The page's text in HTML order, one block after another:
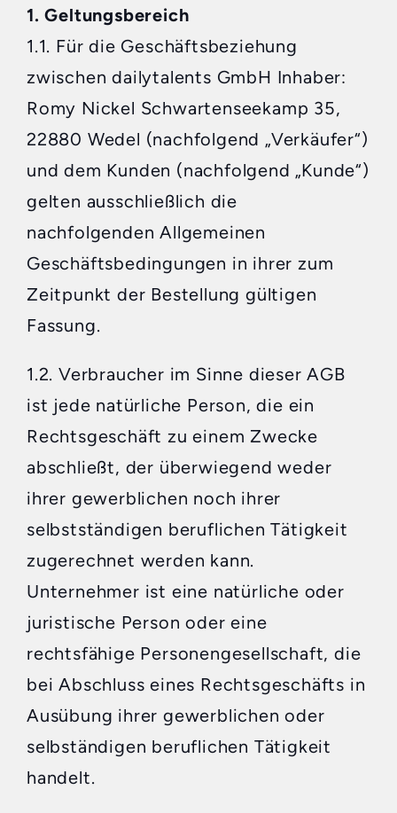
1. Geltungsbereich
1.1. Für die Geschäftsbeziehung
zwischen dailytalents GmbH Inhaber:
Romy Nickel Schwartenseekamp 35,
22880 Wedel (nachfolgend „Verkäufer“)
und dem Kunden (nachfolgend „Kunde“)
gelten ausschließlich die
nachfolgenden Allgemeinen
Geschäftsbedingungen in ihrer zum
Zeitpunkt der Bestellung gültigen
Fassung.
1.2. Verbraucher im Sinne dieser AGB
ist jede natürliche Person, die ein
Rechtsgeschäft zu einem Zwecke
abschließt, der überwiegend weder
ihrer gewerblichen noch ihrer
selbstständigen beruflichen Tätigkeit
zugerechnet werden kann.
Unternehmer ist eine natürliche oder
juristische Person oder eine
rechtsfähige Personengesellschaft, die
bei Abschluss eines Rechtsgeschäfts in
Ausübung ihrer gewerblichen oder
selbständigen beruflichen Tätigkeit
handelt.